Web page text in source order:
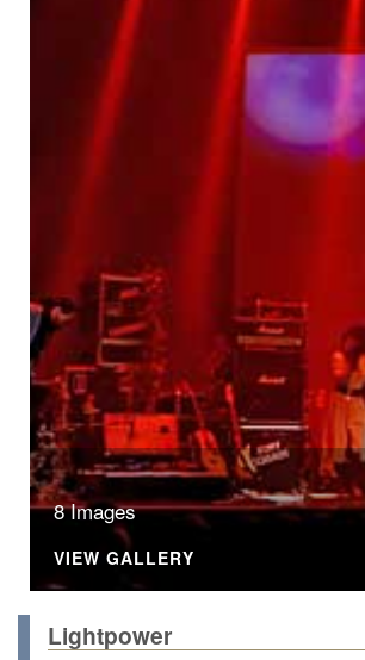
8 Images
VIEW GALLERY
Lightpower